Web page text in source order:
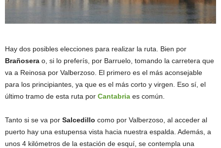
Hay dos posibles elecciones para realizar la ruta. Bien por
Brañosera o, si lo preferís, por Barruelo, tomando la carretera que
va a Reinosa por Valberzoso. El primero es el más aconsejable
para los principiantes, ya que es el más corto y virgen. Eso sí, el
último tramo de esta ruta por Cantabria es común.
Tanto si se va por Salcedillo como por Valberzoso, al acceder al
puerto hay una estupensa vista hacia nuestra espalda. Además, a
unos 4 kilómetros de la estación de esquí, se contempla una